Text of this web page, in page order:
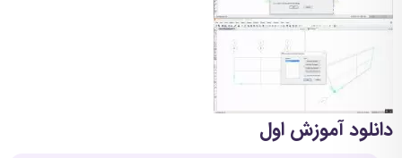
دانلود آموزش اول